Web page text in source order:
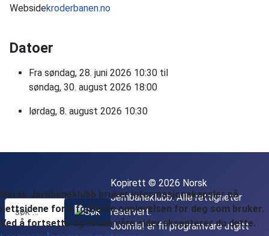
Websidekroderbanen.no
Datoer
Fra søndag, 28. juni 2026 10:30 til
søndag, 30. august 2026 18:00
lørdag, 8. august 2026 10:30
Kopirett © 2026 Norsk
Jernbaneklubb. Alle rettigheter
reservert.
Joomla!er fri programvare utgitt
Norsk Jernbaneklubb bruker informasjonskapsler på
nettsidene for å forbedre opplevelsen for deg som bruker.
Ved å fortsette og bruke våre sider aksepterer du dette.